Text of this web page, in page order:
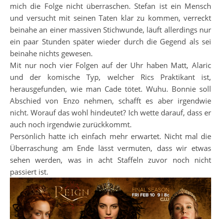
mich die Folge nicht überraschen. Stefan ist ein Mensch
und versucht mit seinen Taten klar zu kommen, verreckt
beinahe an einer massiven Stichwunde, läuft allerdings nur
ein paar Stunden später wieder durch die Gegend als sei
beinahe nichts gewesen.
Mit nur noch vier Folgen auf der Uhr haben Matt, Alaric
und der komische Typ, welcher Rics Praktikant ist,
herausgefunden, wie man Cade tötet. Wuhu. Bonnie soll
Abschied von Enzo nehmen, schafft es aber irgendwie
nicht. Worauf das wohl hindeutet? Ich wette darauf, dass er
auch noch irgendwie zurückkommt.
Persönlich hatte ich einfach mehr erwartet. Nicht mal die
Überraschung am Ende lässt vermuten, dass wir etwas
sehen werden, was in acht Staffeln zuvor noch nicht
passiert ist.